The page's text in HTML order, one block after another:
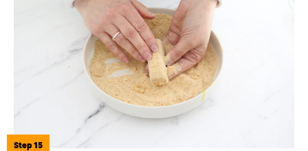
Step 15